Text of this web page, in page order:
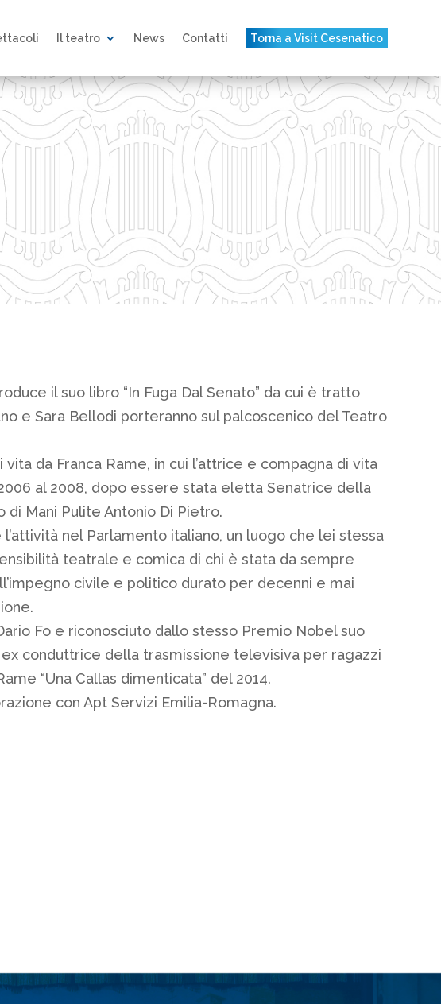
Il teatro News Contatti Torna a Visit Cesenatico
il suo libro “In Fuga Dal Senato” da cui è tratto
e Sara Bellodi porteranno sul palcoscenico del Teatro
da Franca Rame, in cui l’attrice e compagna di vita
al 2008, dopo essere stata eletta Senatrice della
di Mani Pulite Antonio Di Pietro.
nel Parlamento italiano, un luogo che lei stessa
teatrale e comica di chi è stata da sempre
civile e politico durato per decenni e mai
Fo e riconosciuto dallo stesso Premio Nobel suo
conduttrice della trasmissione televisiva per ragazzi
“Una Callas dimenticata” del 2014.
con Apt Servizi Emilia-Romagna.